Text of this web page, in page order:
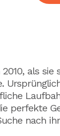
2010, als
perfekte
nach